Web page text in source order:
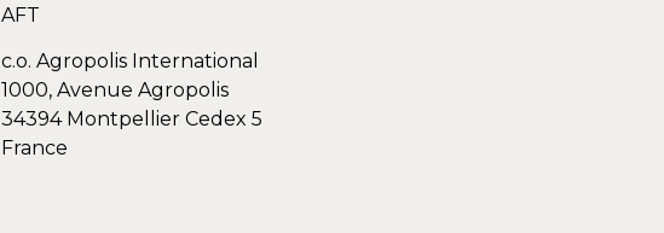
AFT
c.o. Agropolis International
1000, Avenue Agropolis
34394 Montpellier Cedex 5
France